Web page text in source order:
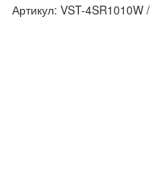
Артикул: VST-4SR1010W /